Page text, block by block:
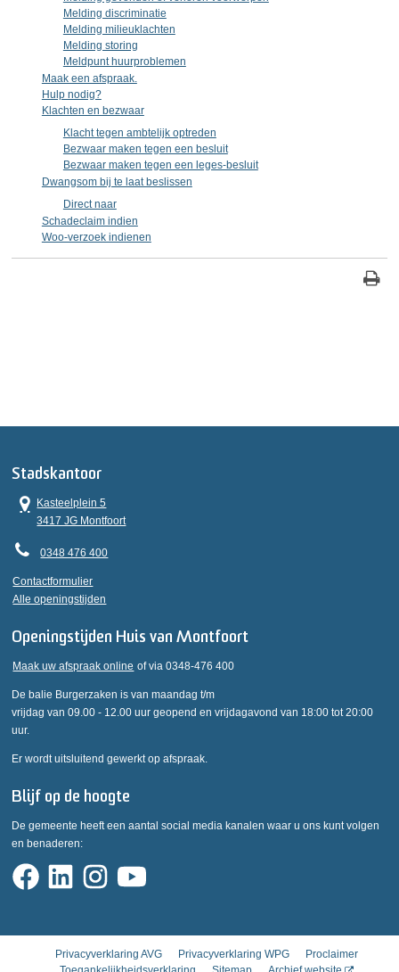
Melding discriminatie
Melding milieuklachten
Melding storing
Meldpunt huurproblemen
Maak een afspraak.
Hulp nodig?
Klachten en bezwaar
Klacht tegen ambtelijk optreden
Bezwaar maken tegen een besluit
Bezwaar maken tegen een leges-besluit
Dwangsom bij te laat beslissen
Direct naar
Schadeclaim indien
Woo-verzoek indienen
Stadskantoor
Kasteelplein 5
3417 JG Montfoort
0348 476 400
Contactformulier
Alle openingstijden
Openingstijden Huis van Montfoort
Maak uw afspraak online of via 0348-476 400
De balie Burgerzaken is van maandag t/m
vrijdag van 09.00 - 12.00 uur geopend en vrijdagavond van 18:00 tot 20:00
uur.
Er wordt uitsluitend gewerkt op afspraak.
Blijf op de hoogte
De gemeente heeft een aantal social media kanalen waar u ons kunt volgen
en benaderen:
Privacyverklaring AVG Privacyverklaring WPG
Proclaimer